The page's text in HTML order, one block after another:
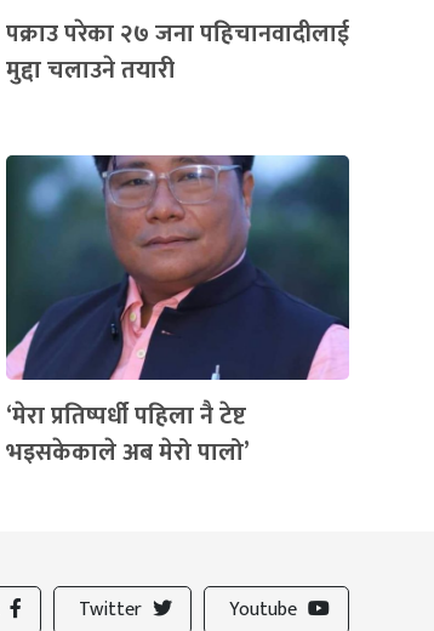
पक्राउ परेका २७ जना पहिचानवादीलाई
मुद्दा चलाउने तयारी
‘मेरा प्रतिष्पर्धी पहिला नै टेष्ट
भइसकेकाले अब मेरो पालो’
Twitter Youtube